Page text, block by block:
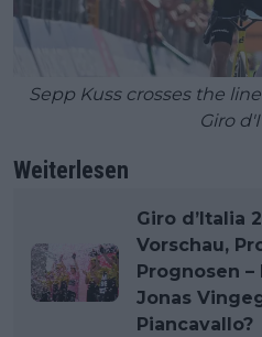
Sepp Kuss crosses the
Giro
Weiterlesen
Giro d’Italia
Vorschau,
Prognosen
Jonas
Piancavallo?